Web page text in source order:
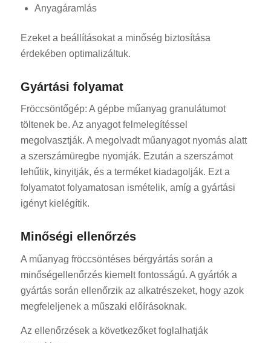
Anyagáramlás
Ezeket a beállításokat a minőség biztosítása
érdekében optimalizáltuk.
Gyártási folyamat
Fröccsöntőgép: A gépbe műanyag granulátumot
töltenek be. Az anyagot felmelegítéssel
megolvasztják. A megolvadt műanyagot nyomás alatt
a szerszámüregbe nyomják. Ezután a szerszámot
lehűtik, kinyitják, és a terméket kiadagolják. Ezt a
folyamatot folyamatosan ismételik, amíg a gyártási
igényt kielégítik.
Minőségi ellenőrzés
A műanyag fröccsöntéses bérgyártás során a
minőségellenőrzés kiemelt fontosságú. A gyártók a
gyártás során ellenőrzik az alkatrészeket, hogy azok
megfeleljenek a műszaki előírásoknak.
Az ellenőrzések a következőket foglalhatják